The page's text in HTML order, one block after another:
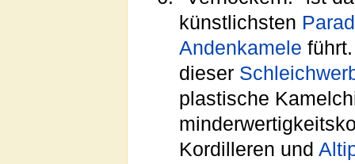
künstlichsten
Andenkamele
dieser
plastische
Kordilleren und